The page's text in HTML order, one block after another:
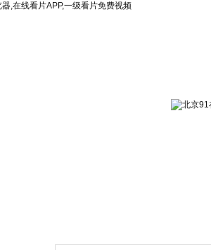
,在线看片APP,一级看片免费视频